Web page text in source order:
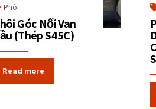
Phôi
Góc Nối Van
(Thép S45C)
Read more